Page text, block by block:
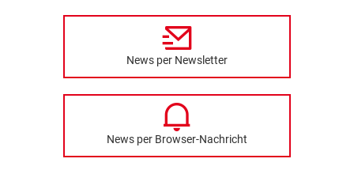
News per Newsletter
News per Browser-Nachricht